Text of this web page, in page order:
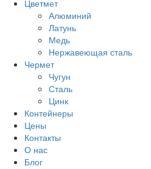
Цветмет
Алюминий
Латунь
Медь
Нержавеющая сталь
Чермет
Чугун
Сталь
Цинк
Контейнеры
Цены
Контакты
О нас
Блог